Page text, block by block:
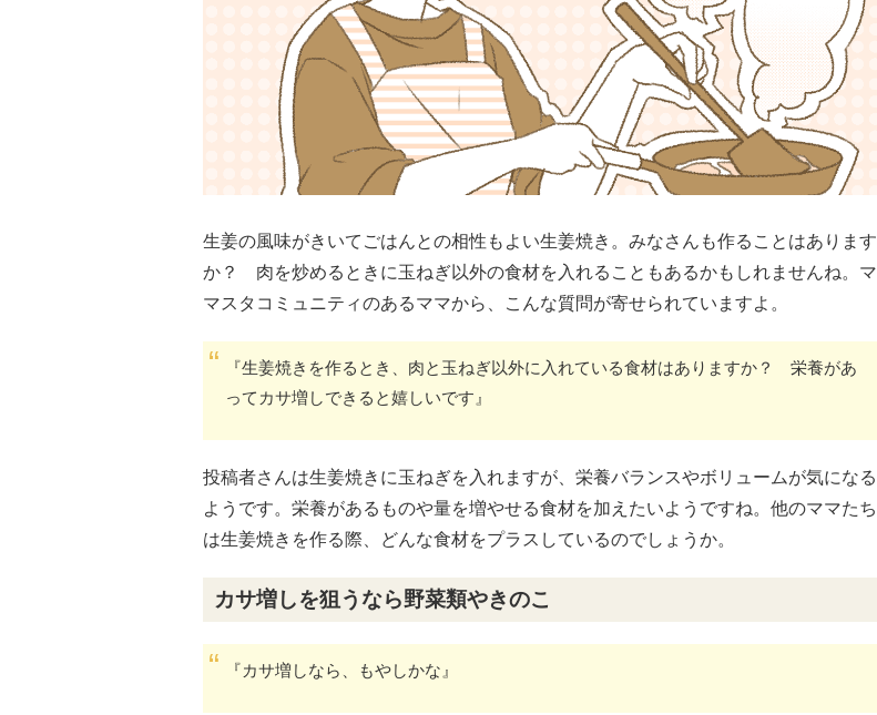
生姜の風味がきいてごはんとの相性もよい生姜焼き。みなさんも作ることはあります
か？ 肉を炒めるときに玉ねぎ以外の食材を入れることもあるかもしれませんね。マ
マスタコミュニティのあるママから、こんな質問が寄せられていますよ。
『生姜焼きを作るとき、肉と玉ねぎ以外に入れている食材はありますか？ 栄養があ
ってカサ増しできると嬉しいです』
投稿者さんは生姜焼きに玉ねぎを入れますが、栄養バランスやボリュームが気になる
ようです。栄養があるものや量を増やせる食材を加えたいようですね。他のママたち
は生姜焼きを作る際、どんな食材をプラスしているのでしょうか。
カサ増しを狙うなら野菜類やきのこ
『カサ増しなら、もやしかな』